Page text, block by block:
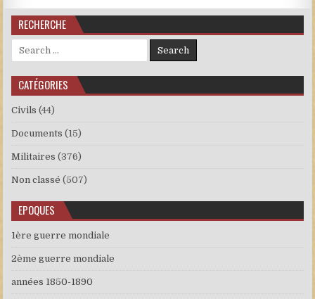
RECHERCHE
Search for:
CATÉGORIES
Civils (44)
Documents (15)
Militaires (376)
Non classé (507)
EPOQUES
1ère guerre mondiale
2ème guerre mondiale
années 1850-1890